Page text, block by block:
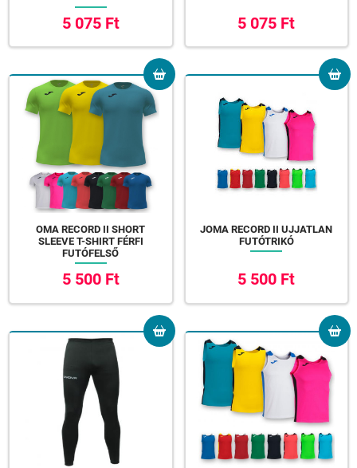
5 075 Ft 5 075 Ft
OMA RECORD II SHORT
SLEEVE T-SHIRT FÉRFI
FUTÓFELSŐ
5 500 Ft
JOMA RECORD II UJJATLAN
FUTÓTRIKÓ
5 500 Ft